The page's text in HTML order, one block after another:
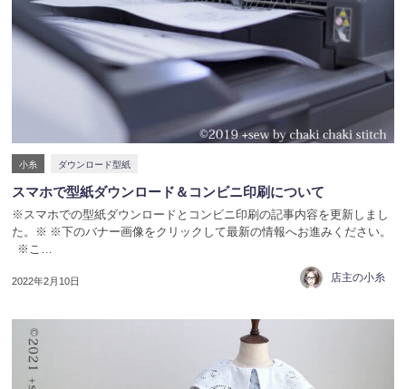
小糸 ダウンロード型紙
スマホで型紙ダウンロード＆コンビニ印刷について
※スマホでの型紙ダウンロードとコンビニ印刷の記事内容を更新しまし
た。※ ※下のバナー画像をクリックして最新の情報へお進みください。
※こ…
2022年2月10日 店主の小糸